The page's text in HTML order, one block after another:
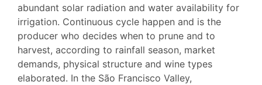
abundant solar radiation and water availability for
irrigation. Continuous cycle happen and is the
producer who decides when to prune and to
harvest, according to rainfall season, market
demands, physical structure and wine types
elaborated. In the São Francisco Valley,